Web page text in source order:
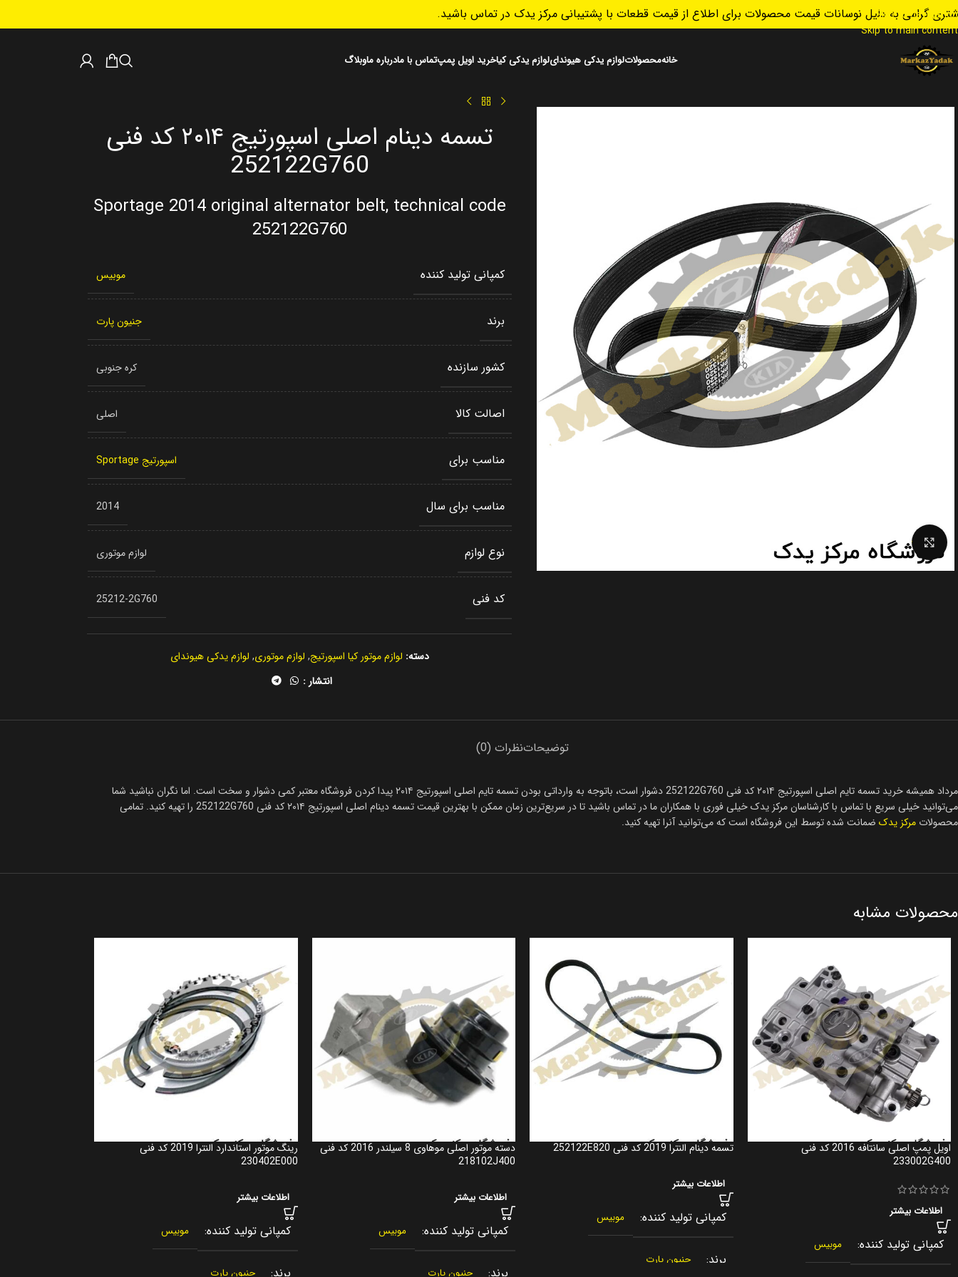
Skip to navigation
Skip to main content
گرامی به دلیل نوسانات قیمت محصولات برای اطلاع از قیمت قطعات با پشتیبانی مرکز یدک در تماس باشید.
خانهمحصولاتلوازم یدکی هیوندایلوازم یدکی کیاخرید اویل پمپتماس با مادرباره ماوبلاگ
Click to enlarge
تسمه دینام اصلی اسپورتیج ۲۰۱۴ کد فنی
252122G760
Sportage 2014 original alternator belt, technical code
252122G760
کمپانی تولید کننده موبیس
برند جنیون پارت
کشور سازنده کره جنوبی
اصالت کالا اصلی
مناسب برای اسپورتیج Sportage
مناسب برای سال 2014
نوع لوازم لوازم موتوری
کد فنی 25212-2G760
دسته: لوازم موتور کیا اسپورتیج, لوازم موتوری, لوازم یدکی هیوندای
انتشار :
توضیحاتنظرات (0)
مرداد همیشه خرید تسمه تایم اصلی اسپورتیج ۲۰۱۴ کد فنی 252122G760 دشوار است، باتوجه به وارداتی بودن تسمه تایم اصلی اسپورتیج ۲۰۱۴ پیدا کردن فروشگاه معتبر کمی دشوار و سخت است. اما نگران نباشید شما
می‌توانید خیلی سریع با تماس با کارشناسان مرکز یدک خیلی فوری با همکاران ما در تماس باشید تا در سریع‌ترین زمان ممکن با بهترین قیمت تسمه دینام اصلی اسپورتیج ۲۰۱۴ کد فنی 252122G760 را تهیه کنید. تمامی
محصولات مرکز یدک ضمانت شده توسط این فروشگاه است که می‌توانید آنرا تهیه کنید.
محصولات مشابه
اویل پمپ اصلی سانتافه 2016 کد فنی
233002G400
اطلاعات بیشتر
کمپانی تولید کننده موبیس
تسمه دینام النترا 2019 کد فنی 252122E820
اطلاعات بیشتر
کمپانی تولید کننده موبیس
برند جنیون پارت
دسته موتور اصلی موهاوی 8 سیلندر 2016 کد فنی
218102J400
اطلاعات بیشتر
کمپانی تولید کننده موبیس
برند جنیون پارت
رینگ موتور استاندارد النترا 2019 کد فنی
230402E000
اطلاعات بیشتر
کمپانی تولید کننده موبیس
برند جنیون پارت